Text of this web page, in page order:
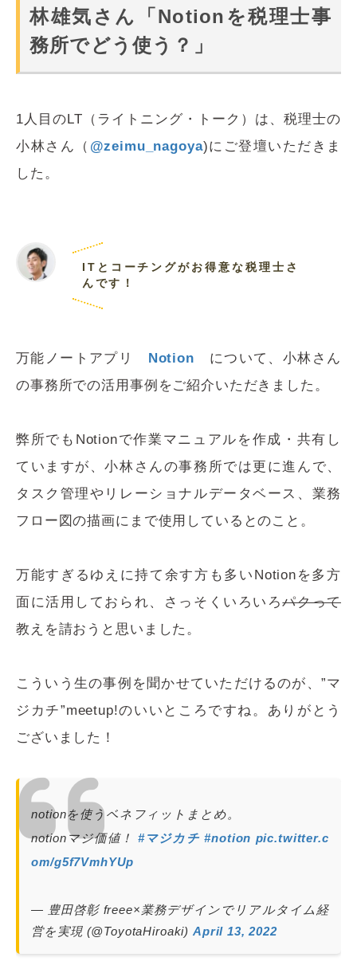
林雄気さん「Notionを税理士事
務所でどう使う？」
1人目のLT（ライトニング・トーク）は、税理士の
小林さん（ @zeimu_nagoya)にご登壇いただきま
した。
ITとコーチングがお得意な税理士さ
んです！
万能ノートアプリ Notion について、小林さん
の事務所での活用事例をご紹介いただきました。
弊所でもNotionで作業マニュアルを作成・共有し
ていますが、小林さんの事務所では更に進んで、
タスク管理やリレーショナルデータベース、業務
フロー図の描画にまで使用しているとのこと。
万能すぎるゆえに持て余す方も多いNotionを多方
面に活用しておられ、さっそくいろいろパクって
教えを請おうと思いました。
こういう生の事例を聞かせていただけるのが、”マ
ジカチ”meetup!のいいところですね。ありがとう
ございました！
notionを使うベネフィットまとめ。
notionマジ価値！ #マジカチ #notion pic.twitter.c
om/g5f7VmhYUp
— 豊田啓彰 freee×業務デザインでリアルタイム経
営を実現 (@ToyotaHiroaki) April 13, 2022